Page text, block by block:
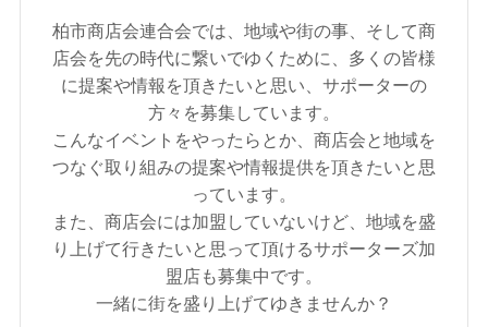
柏市商店会連合会では、地域や街の事、そして商
店会を先の時代に繋いでゆくために、多くの皆様
に提案や情報を頂きたいと思い、サポーターの
方々を募集しています。
こんなイベントをやったらとか、商店会と地域を
つなぐ取り組みの提案や情報提供を頂きたいと思
っています。
また、商店会には加盟していないけど、地域を盛
り上げて行きたいと思って頂けるサポーターズ加
盟店も募集中です。
一緒に街を盛り上げてゆきませんか？